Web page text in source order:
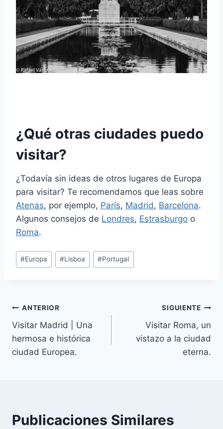
¿Qué otras ciudades puedo
visitar?
¿Todavía sin ideas de otros lugares de Europa
para visitar? Te recomendamos que leas sobre
Atenas, por ejemplo, París, Madrid, Barcelona.
Algunos consejos de Londres, Estrasburgo o
Roma.
Etiquetas
de
#Europa #Lisboa #Portugal
Navegación
de
entradas
ANTERIOR
Visitar Madrid | Una
hermosa e histórica
ciudad Europea.
SIGUIENTE
Visitar Roma, un
vistazo a la ciudad
eterna.
Publicaciones Similares